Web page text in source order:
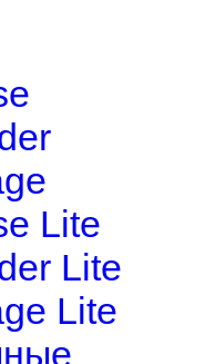
Lite
Lite
Lite